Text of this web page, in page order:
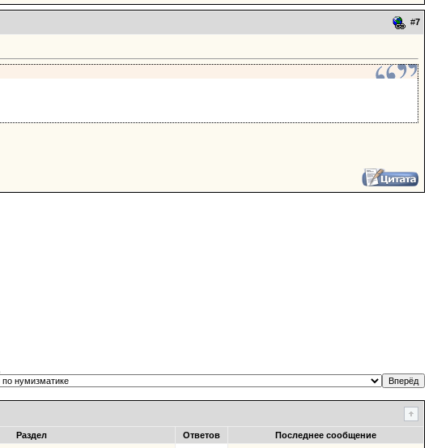
#7
Раздел Ответов Последнее сообщение